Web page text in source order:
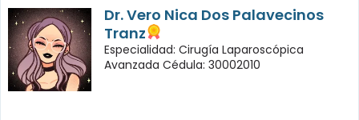
Dr. Vero Nica Dos Palavecinos
Tranz
Especialidad: Cirugía Laparoscópica
Avanzada Cédula: 30002010